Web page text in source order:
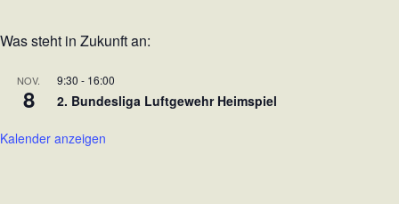
Was steht in Zukunft an:
NOV.
8
9:30 - 16:00
2. Bundesliga Luftgewehr Heimspiel
Kalender anzeigen